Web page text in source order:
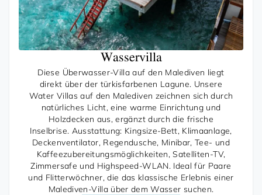
Wasservilla
Diese Überwasser-Villa auf den Malediven liegt
direkt über der türkisfarbenen Lagune. Unsere
Water Villas auf den Malediven zeichnen sich durch
natürliches Licht, eine warme Einrichtung und
Holzdecken aus, ergänzt durch die frische
Inselbrise. Ausstattung: Kingsize-Bett, Klimaanlage,
Deckenventilator, Regendusche, Minibar, Tee- und
Kaffeezubereitungsmöglichkeiten, Satelliten-TV,
Zimmersafe und Highspeed-WLAN. Ideal für Paare
und Flitterwöchner, die das klassische Erlebnis einer
Malediven-Villa über dem Wasser suchen.